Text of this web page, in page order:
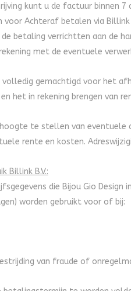
kunt u de factuur
voor Achteraf betalen via
betaling verrichtten aan de
met de eventuele
volledig gemachtigd voor het
het in rekening brengen van
te stellen van
rente en kosten.
Billink B.V.:
die Bijou Gio
worden gebruikt voor of bij:
van fraude of